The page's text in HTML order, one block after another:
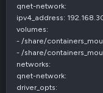
qnet-network:
ipv4_address:
volumes:
- /share/
- /share/
networks:
qnet-network:
driver_opts: